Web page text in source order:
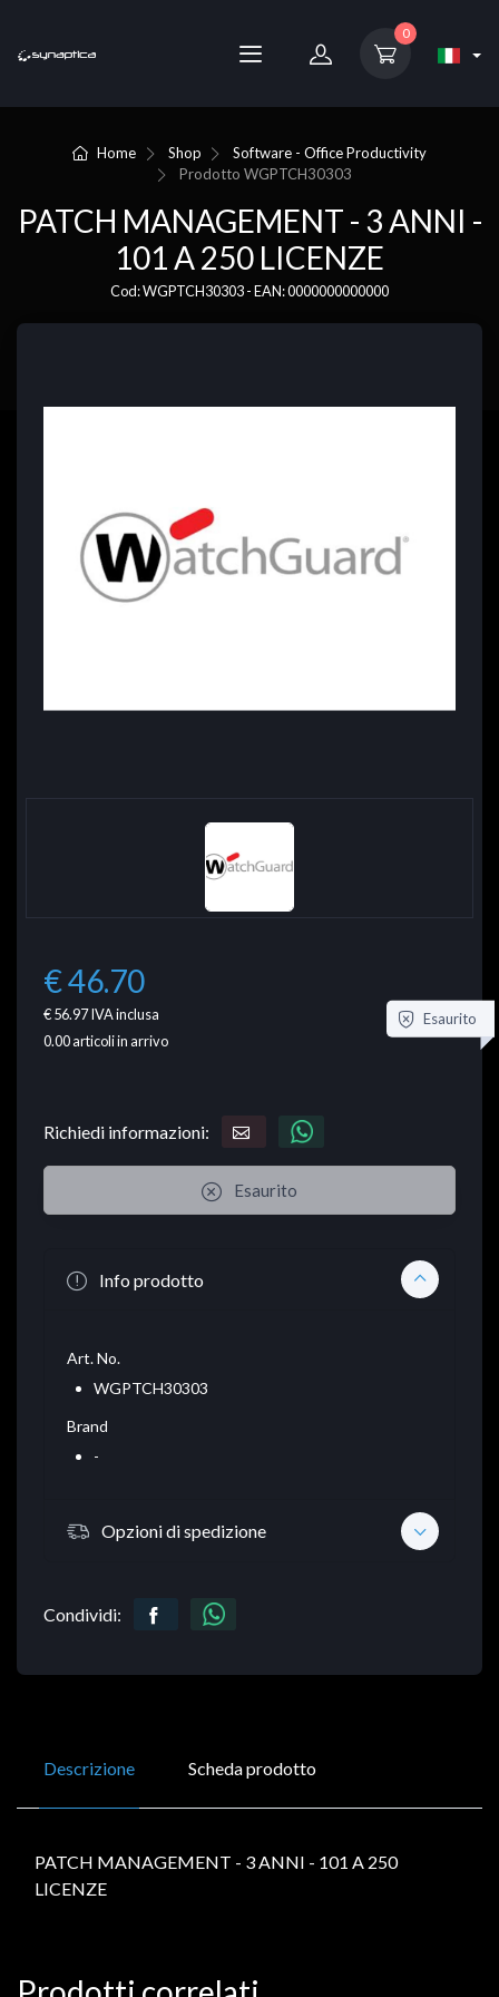
0
Home Shop
Software - Office Productivity
Prodotto WGPTCH30303
PATCH MANAGEMENT - 3 ANNI -
101 A 250 LICENZE
Cod: WGPTCH30303 - EAN: 0000000000000
€ 46.70
€ 56.97IVA inclusa
0.00articoli in arrivo
Esaurito
Richiedi informazioni:
Esaurito
Info prodotto
Art. No.
WGPTCH30303
Brand
-
Opzioni di spedizione
Condividi:
Descrizione Scheda prodotto
PATCH MANAGEMENT - 3 ANNI - 101 A 250
LICENZE